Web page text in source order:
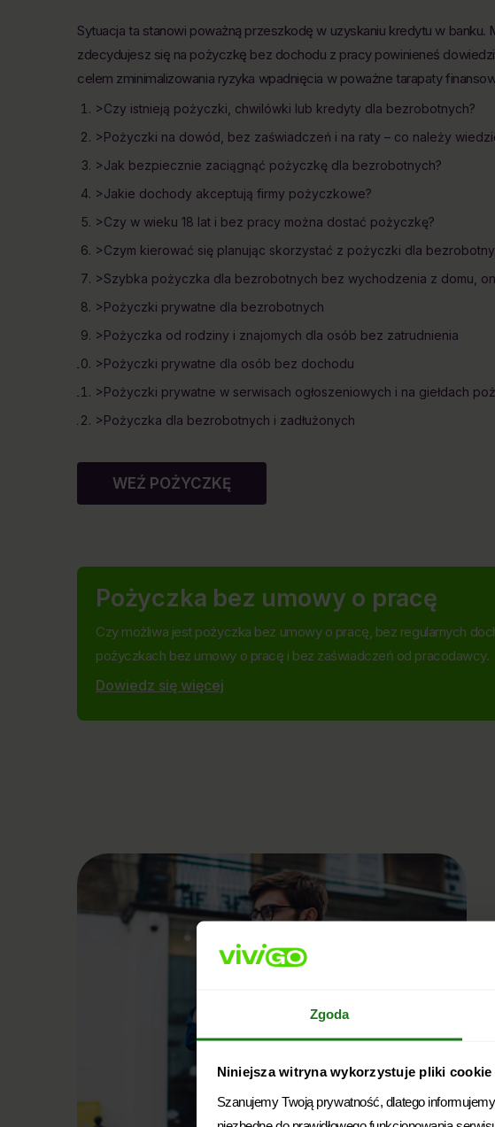
Zgoda
Niniejsza witryna wykorzystuje pliki cookie
Szanujemy Twoją prywatność, dlatego
Sytuacja ta stanowi poważną przeszkodę w uzyskaniu kredytu w banku.
zdecydujesz się na pożyczkę bez dochodu z pracy powinieneś
celem zminimalizowania ryzyka wpadnięcia w poważne tarapaty
>Czy istnieją pożyczki, chwilówki lub kredyty dla bezrobotnych?
>Pożyczki na dowód, bez zaświadczeń i na raty – co należy
>Jak bezpiecznie zaciągnąć pożyczkę dla bezrobotnych?
>Jakie dochody akceptują firmy pożyczkowe?
>Czy w wieku 18 lat i bez pracy można dostać pożyczkę?
>Czym kierować się planując skorzystać z pożyczki dla
>Szybka pożyczka dla bezrobotnych bez wychodzenia z domu,
>Pożyczki prywatne dla bezrobotnych
>Pożyczka od rodziny i znajomych dla osób bez zatrudnienia
>Pożyczki prywatne dla osób bez dochodu
>Pożyczki prywatne w serwisach ogłoszeniowych i na giełdach
>Pożyczka dla bezrobotnych i zadłużonych
WEŹ POŻYCZKĘ
Pożyczka bez umowy o pracę
Czy możliwa jest pożyczka bez umowy o pracę, bez regularnych
pożyczkach bez umowy o pracę i bez zaświadczeń od pracodawcy.
Dowiedz się więcej